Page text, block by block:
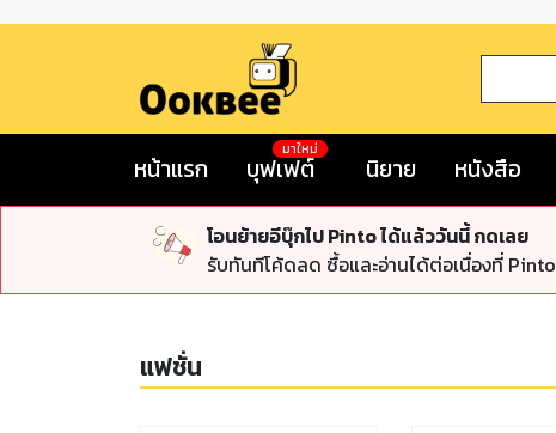
หน้าแรก บุฟเฟต์
มาใหม่
นิยาย หนังสือ
โอนย้ายอีบุ๊กไป Pinto ได้แล้ววันนี้ กดเลย
รับทันทีโค้ดลด ซื้อและอ่านได้ต่อเนื่องที่ Pinto
แฟชั่น